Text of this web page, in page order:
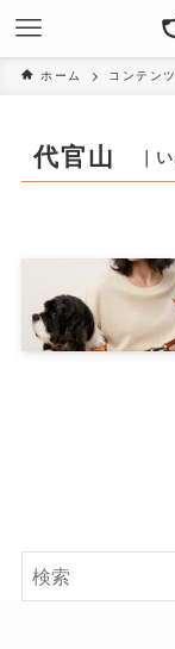
ホーム コンテンツ
代官山 ｜